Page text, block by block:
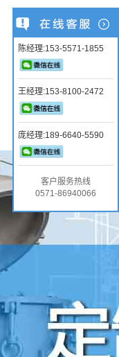
陈经理:153-5571-1855
王经理:153-8100-2472
庞经理:189-6640-5590
客户服务热线
0571-86940066